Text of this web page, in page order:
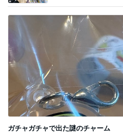
ガチャガチャで出た謎のチャーム
Amebaトピックス 22時間前
記事を読む